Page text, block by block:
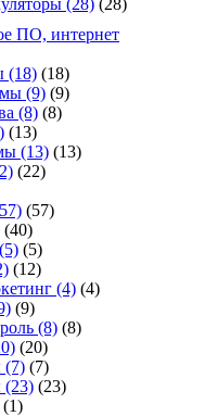
ПО, интернет
(18) (18)
(9) (9)
(8) (8)
(13)
(13) (13)
(22)
(57)
(40)
(5) (5)
(12)
(4) (4)
(9)
(8) (8)
(20)
(7) (7)
(23) (23)
(1)